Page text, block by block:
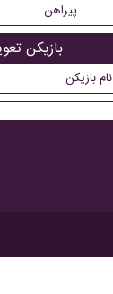
پیراهن
بازیکن
نام بازیکن